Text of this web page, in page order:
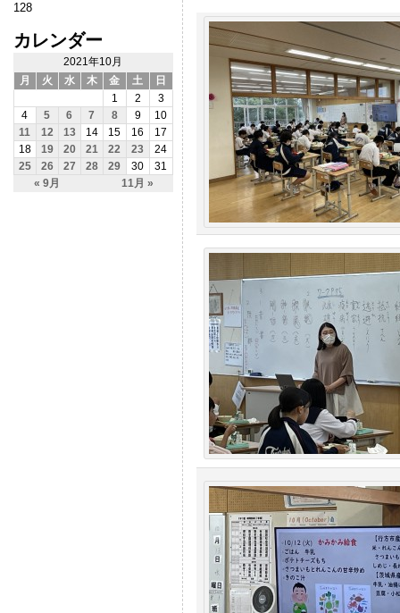
128
カレンダー
2021年10月
月
火 水 木 金 土 日
« 9月 11月 »
1 2
3
4
5 6 7 8 9
10
11
12 13 14 15 16
17
18
19 20 21 22 23
24
25
26 27 28 29 30 31